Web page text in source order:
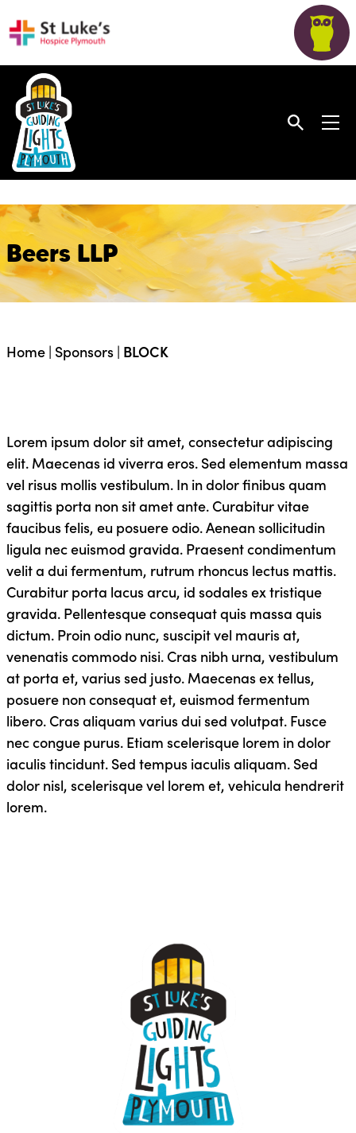
Beers LLP
Home| Sponsors| BLOCK
Lorem ipsum dolor sit amet, consectetur adipiscing
elit. Maecenas id viverra eros. Sed elementum massa
vel risus mollis vestibulum. In in dolor finibus quam
sagittis porta non sit amet ante. Curabitur vitae
faucibus felis, eu posuere odio. Aenean sollicitudin
ligula nec euismod gravida. Praesent condimentum
velit a dui fermentum, rutrum rhoncus lectus mattis.
Curabitur porta lacus arcu, id sodales ex tristique
gravida. Pellentesque consequat quis massa quis
dictum. Proin odio nunc, suscipit vel mauris at,
venenatis commodo nisi. Cras nibh urna, vestibulum
at porta et, varius sed justo. Maecenas ex tellus,
posuere non consequat et, euismod fermentum
libero. Cras aliquam varius dui sed volutpat. Fusce
nec congue purus. Etiam scelerisque lorem in dolor
iaculis tincidunt. Sed tempus iaculis aliquam. Sed
dolor nisl, scelerisque vel lorem et, vehicula hendrerit
lorem.